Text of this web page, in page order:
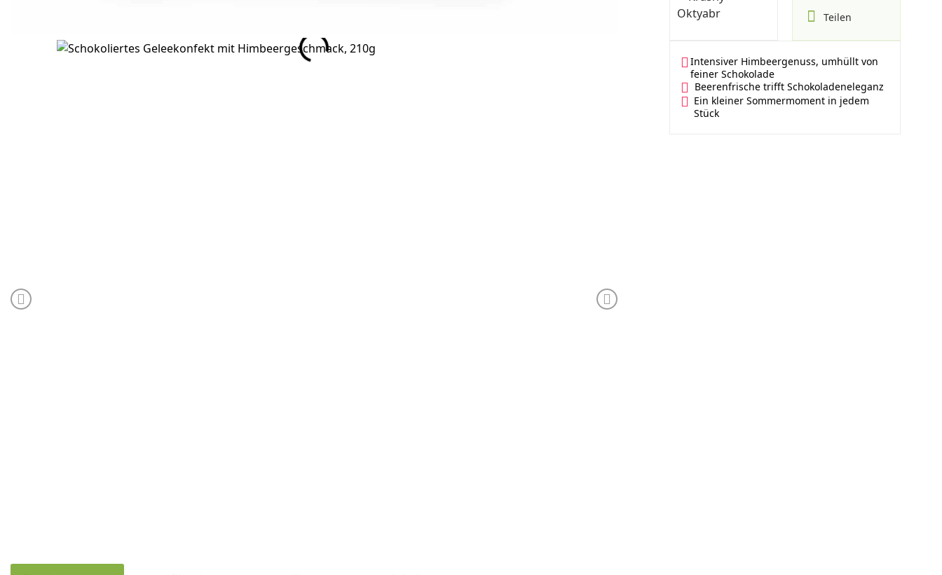
Teilen
Intensiver Himbeergenuss, umhüllt von
feiner Schokolade
Beerenfrische trifft Schokoladeneleganz
Ein kleiner Sommermoment in jedem
Stück